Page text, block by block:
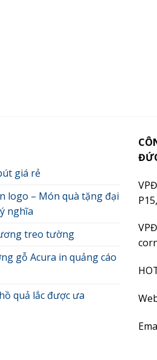
giá rẻ
logo – Món quà tặng đại
nghĩa
treo tường
gỗ Acura in quảng cáo
quả lắc được ưa